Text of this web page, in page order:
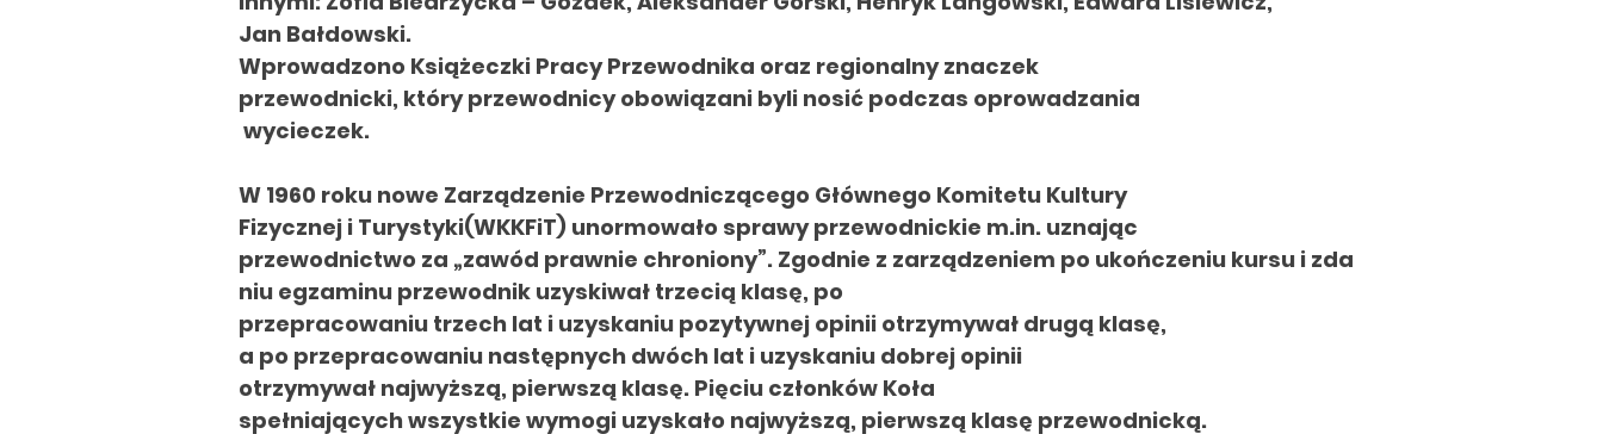
Jan Bałdowski.
Wprowadzono Książeczki Pracy Przewodnika oraz regionalny znaczek
przewodnicki, któryprzewodnicy obowiązani byli nosić podczas oprowadzania
wycieczek.
W 1960 roku nowe Zarządzenie Przewodniczącego Głównego Komitetu Kultury
Fizycznej i Turystyki(WKKFiT) unormowało sprawy przewodnickie m.in. uznając
przewodnictwo za „zawód prawnie chroniony”. Zgodnie z zarządzeniem po ukończeniu kursu i zda
niu egzaminu przewodnik uzyskiwał trzecią klasę, po
przepracowaniu trzech lat i uzyskaniu pozytywnej opinii otrzymywał drugą klasę,
a po przepracowaniu następnych dwóch lat i uzyskaniu dobrej opinii
otrzymywał najwyższą, pierwszą klasę. Pięciu członków Koła
spełniających wszystkie wymogi uzyskało najwyższą, pierwszą klasę przewodnicką.